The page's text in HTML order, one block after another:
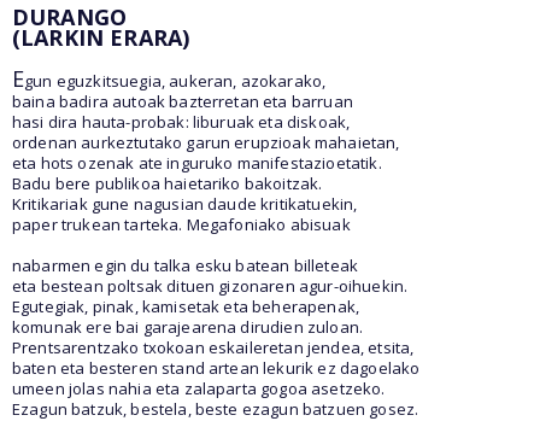
DURANGO
(LARKIN ERARA)
Egun eguzkitsuegia, aukeran, azokarako,
baina badira autoak bazterretan eta barruan
hasi dira hauta-probak: liburuak eta diskoak,
ordenan aurkeztutako garun erupzioak mahaietan,
eta hots ozenak ate inguruko manifestazioetatik.
Badu bere publikoa haietariko bakoitzak.
Kritikariak gune nagusian daude kritikatuekin,
paper trukean tarteka. Megafoniako abisuak
nabarmen egin du talka esku batean billeteak
eta bestean poltsak dituen gizonaren agur-oihuekin.
Egutegiak, pinak, kamisetak eta beherapenak,
komunak ere bai garajearena dirudien zuloan.
Prentsarentzako txokoan eskaileretan jendea, etsita,
baten eta besteren stand artean lekurik ez dagoelako
umeen jolas nahia eta zalaparta gogoa asetzeko.
Ezagun batzuk, bestela, beste ezagun batzuen gosez.